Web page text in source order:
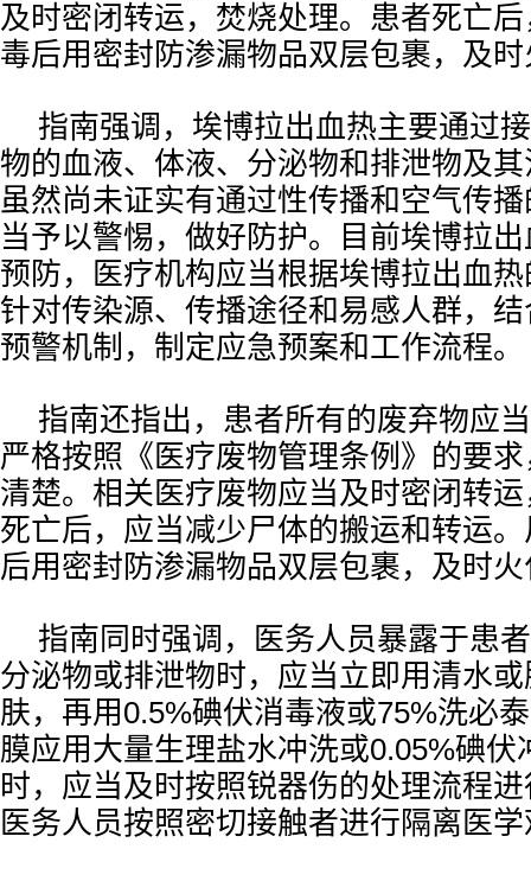
及时密闭转运，焚烧处理。患者死亡
毒后用密封防渗漏物品双层包裹，及
指南强调，埃博拉出血热主要通过
物的血液、体液、分泌物和排泄物及
虽然尚未证实有通过性传播和空气传
当予以警惕，做好防护。目前埃博拉
预防，医疗机构应当根据埃博拉出血
针对传染源、传播途径和易感人群，
预警机制，制定应急预案和工作流程。
指南还指出，患者所有的废弃物应
严格按照《医疗废物管理条例》的要
清楚。相关医疗废物应当及时密闭转
死亡后，应当减少尸体的搬运和转运
后用密封防渗漏物品双层包裹，及时
指南同时强调，医务人员暴露于患
分泌物或排泄物时，应当立即用清水
肤，再用0.5%碘伏消毒液或75%洗必
膜应用大量生理盐水冲洗或0.05%碘伏
时，应当及时按照锐器伤的处理流程
医务人员按照密切接触者进行隔离医